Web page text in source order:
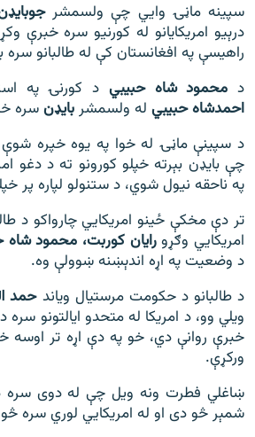
سپینه ماڼۍ وایي چې ولسمشر
راهیسې په افغانستان کې له طالبانو سره
د محمود شاه حبیبي د کورنۍ په
احمدشاه حبیبي له ولسمشربایډنسره
د سپینې ماڼۍ له خوا په یوه خپره
چې بایډن بېرته خپلو کورونو ته د دغو
په ناحقه نیول شوي، د ستنولو لپاره پر
تر دې مخکې ځینو امریکايي چارواکو د
امریکايي وګړورایان کوربت، محمودشاه
د وضعیت په اړه اندېښنه ښوولې وه.
د طالبانو د حکومت مرستیال ویاندحمد
ویلي وو، د امریکا له متحدو ایالتونو سره
خبرې روانې دي، خو په دې اړه تر اوسه
ورکړې.
ښاغلي فطرت ونه ویل چې له دوی سره د
شمېر څو دی او له امریکايي لوري سره څو